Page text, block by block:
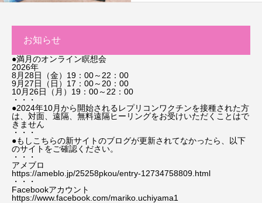
お知らせ
●満月のオンライン瞑想会
2026年
8月28日（金）19：00～22：00
9月27日（日）17：00～20：00
10月26日（月）19：00～22：00
・・・
●2024年10月から開始されるレプリコンワクチンを接種された方
は、対面、遠隔、無料遠隔ヒーリングをお受けいただくことはで
きません
・・・
●もしこちらの新サイトのブログが更新されてなかったら、以下
のサイトをご確認ください。
・・・
アメブロ
https://ameblo.jp/25258pkou/entry-12734758809.html
・・・
Facebookアカウント
https://www.facebook.com/mariko.uchiyama1